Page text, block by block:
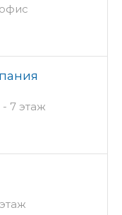
7 этаж